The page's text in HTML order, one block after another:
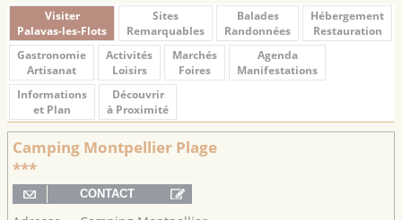
Visiter
Palavas-les-Flots
Sites
Remarquables
Balades
Randonnées
Hébergement
Restauration
Gastronomie
Artisanat
Activités
Loisirs
Marchés
Foires
Agenda
Manifestations
Informations
et Plan
Découvrir
à Proximité
Camping Montpellier Plage
***